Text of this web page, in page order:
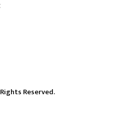
Reserved.